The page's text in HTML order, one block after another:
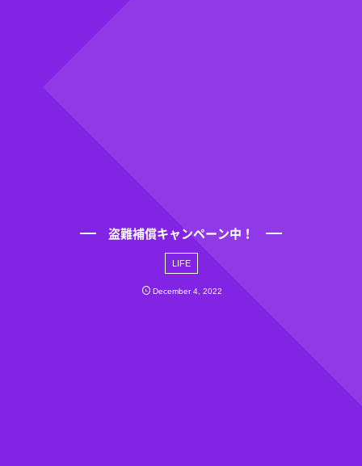
盗難補償キャンペーン中！
LIFE
December 4,2022